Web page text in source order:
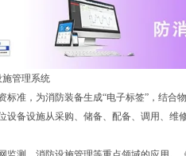
管理系统
准，为消防装备生成“电子标签”，结合
设备设施从采购、储备、配备、调用、维